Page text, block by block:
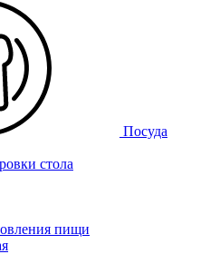
Посуда
стола
пищи